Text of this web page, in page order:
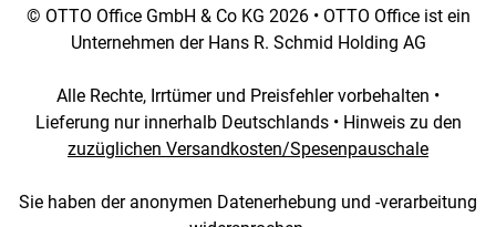
© OTTO Office GmbH & Co KG 2026 • OTTO Office ist ein
Unternehmen der Hans R. Schmid Holding AG
Alle Rechte, Irrtümer und Preisfehler vorbehalten •
Lieferung nur innerhalb Deutschlands • Hinweis zu den
zuzüglichen Versandkosten/Spesenpauschale
Sie haben der anonymen Datenerhebung und -verarbeitung